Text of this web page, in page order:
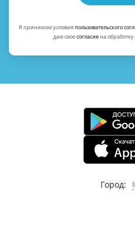
Я принимаю условияпользовательского
даю своесогласиена
Город: